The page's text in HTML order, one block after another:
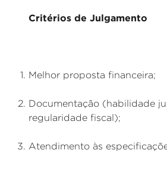
Critérios de Julgamento
Melhor proposta financeira;
Documentação (habilidade
regularidade fiscal);
Atendimento às